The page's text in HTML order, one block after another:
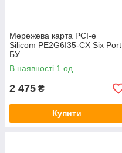
Мережева карта PCI-e
Silicom PE2G6I35-CX Six Port
БУ
В наявності 1 од.
2 475 ₴
Купити